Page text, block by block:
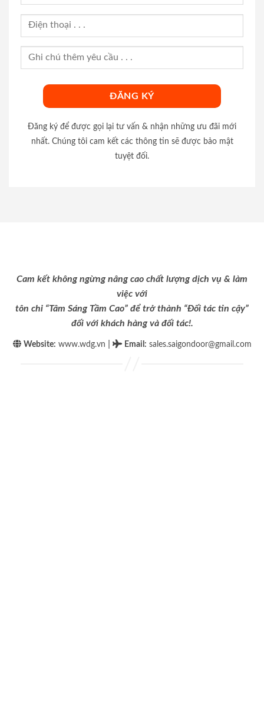
Đăng ký để được gọi lại tư vấn & nhận những ưu đãi mới
nhất. Chúng tôi cam kết các thông tin sẽ được bảo mật
tuyệt đối.
Cam kết không ngừng nâng cao chất lượng dịch vụ & làm
việc với
tôn chỉ “Tâm Sáng Tầm Cao” để trở thành “Đối tác tin cậy”
đối với khách hàng và đối tác!.
Website: www.wdg.vn Email : sales.saigondoor@gmail.com